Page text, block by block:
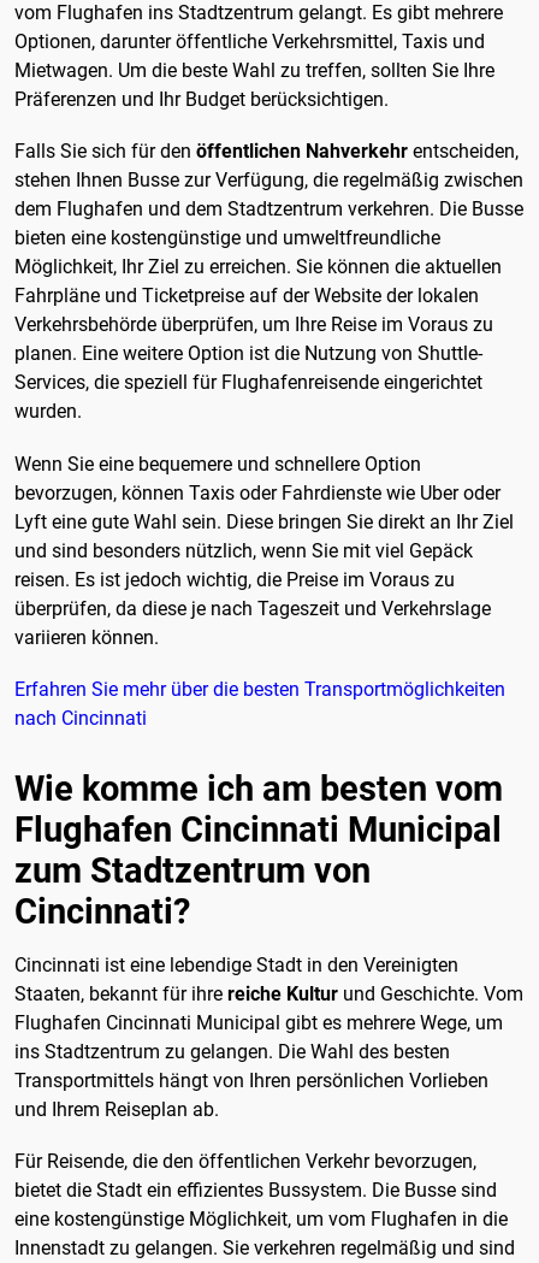
vom Flughafen ins Stadtzentrum gelangt. Es gibt mehrere
Optionen, darunter öffentliche Verkehrsmittel, Taxis und
Mietwagen. Um die beste Wahl zu treffen, sollten Sie Ihre
Präferenzen und Ihr Budget berücksichtigen.
Falls Sie sich für den öffentlichen Nahverkehr entscheiden,
stehen Ihnen Busse zur Verfügung, die regelmäßig zwischen
dem Flughafen und dem Stadtzentrum verkehren. Die Busse
bieten eine kostengünstige und umweltfreundliche
Möglichkeit, Ihr Ziel zu erreichen. Sie können die aktuellen
Fahrpläne und Ticketpreise auf der Website der lokalen
Verkehrsbehörde überprüfen, um Ihre Reise im Voraus zu
planen. Eine weitere Option ist die Nutzung von Shuttle-
Services, die speziell für Flughafenreisende eingerichtet
wurden.
Wenn Sie eine bequemere und schnellere Option
bevorzugen, können Taxis oder Fahrdienste wie Uber oder
Lyft eine gute Wahl sein. Diese bringen Sie direkt an Ihr Ziel
und sind besonders nützlich, wenn Sie mit viel Gepäck
reisen. Es ist jedoch wichtig, die Preise im Voraus zu
überprüfen, da diese je nach Tageszeit und Verkehrslage
variieren können.
Erfahren Sie mehr über die besten Transportmöglichkeiten
nach Cincinnati
Wie komme ich am besten vom
Flughafen Cincinnati Municipal
zum Stadtzentrum von
Cincinnati?
Cincinnati ist eine lebendige Stadt in den Vereinigten
Staaten, bekannt für ihre reiche Kultur und Geschichte. Vom
Flughafen Cincinnati Municipal gibt es mehrere Wege, um
ins Stadtzentrum zu gelangen. Die Wahl des besten
Transportmittels hängt von Ihren persönlichen Vorlieben
und Ihrem Reiseplan ab.
Für Reisende, die den öffentlichen Verkehr bevorzugen,
bietet die Stadt ein effizientes Bussystem. Die Busse sind
eine kostengünstige Möglichkeit, um vom Flughafen in die
Innenstadt zu gelangen. Sie verkehren regelmäßig und sind